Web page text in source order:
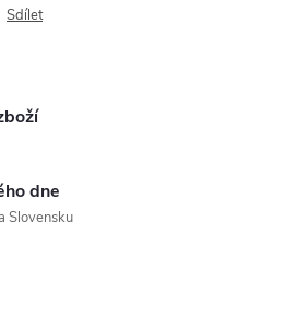
Sdílet
dne
Slovensku